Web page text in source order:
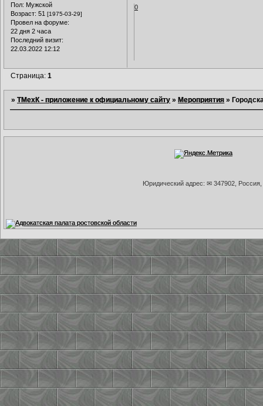
Пол: Мужской
Возраст: 51 [1975-03-29]
Провел на форуме:
22 дня 2 часа
Последний визит:
22.03.2022 12:12
0
Страница:1
»ТМехК - приложение к официальному сайту » Мероприятия »
Юридический адрес: ✉ 347902,